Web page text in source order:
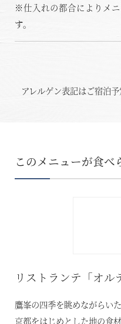
※仕入れの都合によりメ
す。
アレルゲン表記はご宿泊
このメニューが食べ
リストランテ「オル
鷹峯の四季を眺めながらい
京都をはじめとした地の食